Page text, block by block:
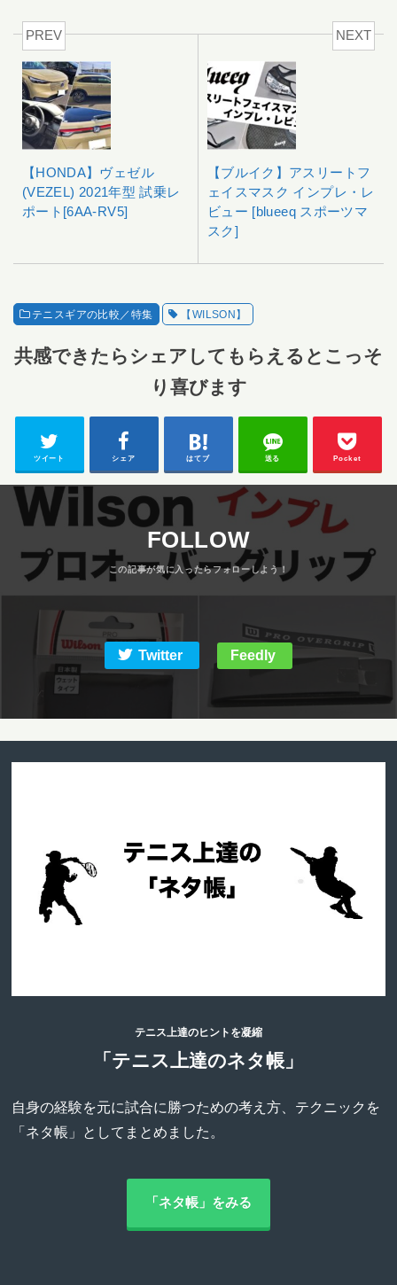
PREV
【HONDA】ヴェゼル
(VEZEL) 2021年型 試乗レ
ポート[6AA-RV5]
NEXT
【ブルイク】アスリートフ
ェイスマスク インプレ・レ
ビュー [blueeq スポーツマ
スク]
テニスギアの比較／特集 【WILSON】
共感できたらシェアしてもらえるとこっそ
り喜びます
ツイート シェア はてブ 送る Pocket
FOLLOW
Twitter Feedly
テニス上達のヒントを凝縮
「テニス上達のネタ帳」
自身の経験を元に試合に勝つための考え方、テクニックを
「ネタ帳」としてまとめました。
「ネタ帳」をみる